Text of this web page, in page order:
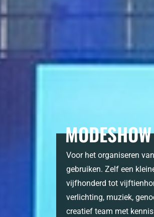
Voor het organiseren
gebruiken. Zelf een
vijfhonderd tot
verlichting, muziek,
creatief team met